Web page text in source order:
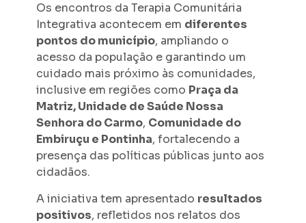
Os encontros da Terapia Comunitária
Integrativa acontecem em diferentes
pontos do município, ampliando o
acesso da população e garantindo um
cuidado mais próximo às comunidades,
inclusive em regiões como Praça da
Matriz, Unidade de Saúde Nossa
Senhora do Carmo, Comunidade do
Embiruçu e Pontinha, fortalecendo a
presença das políticas públicas junto aos
cidadãos.
A iniciativa tem apresentado resultados
positivos, refletidos nos relatos dos